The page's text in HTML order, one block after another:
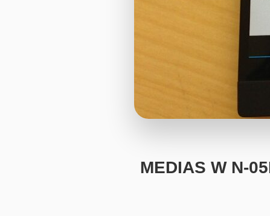
MEDIAS W N-